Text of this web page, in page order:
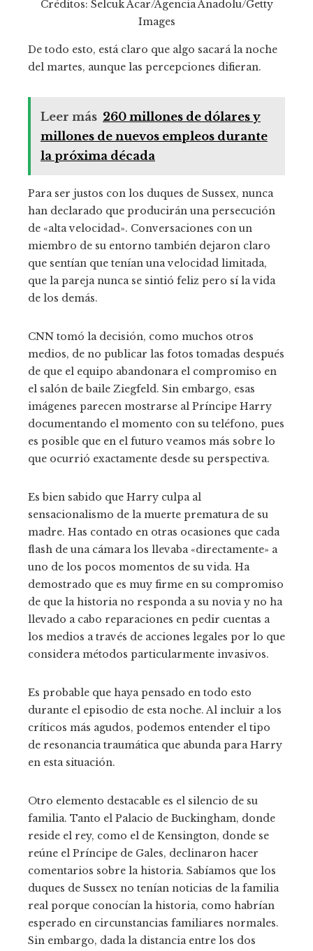
Créditos: Selcuk Acar/Agencia Anadolu/Getty
Images
De todo esto, está claro que algo sacará la noche
del martes, aunque las percepciones difieran.
Leer más 260 millones de dólares y
millones de nuevos empleos durante
la próxima década
Para ser justos con los duques de Sussex, nunca
han declarado que producirán una persecución
de «alta velocidad». Conversaciones con un
miembro de su entorno también dejaron claro
que sentían que tenían una velocidad limitada,
que la pareja nunca se sintió feliz pero sí la vida
de los demás.
CNN tomó la decisión, como muchos otros
medios, de no publicar las fotos tomadas después
de que el equipo abandonara el compromiso en
el salón de baile Ziegfeld. Sin embargo, esas
imágenes parecen mostrarse al Príncipe Harry
documentando el momento con su teléfono, pues
es posible que en el futuro veamos más sobre lo
que ocurrió exactamente desde su perspectiva.
Es bien sabido que Harry culpa al
sensacionalismo de la muerte prematura de su
madre. Has contado en otras ocasiones que cada
flash de una cámara los llevaba «directamente» a
uno de los pocos momentos de su vida. Ha
demostrado que es muy firme en su compromiso
de que la historia no responda a su novia y no ha
llevado a cabo reparaciones en pedir cuentas a
los medios a través de acciones legales por lo que
considera métodos particularmente invasivos.
Es probable que haya pensado en todo esto
durante el episodio de esta noche. Al incluir a los
críticos más agudos, podemos entender el tipo
de resonancia traumática que abunda para Harry
en esta situación.
Otro elemento destacable es el silencio de su
familia. Tanto el Palacio de Buckingham, donde
reside el rey, como el de Kensington, donde se
reúne el Príncipe de Gales, declinaron hacer
comentarios sobre la historia. Sabíamos que los
duques de Sussex no tenían noticias de la familia
real porque conocían la historia, como habrían
esperado en circunstancias familiares normales.
Sin embargo, dada la distancia entre los dos